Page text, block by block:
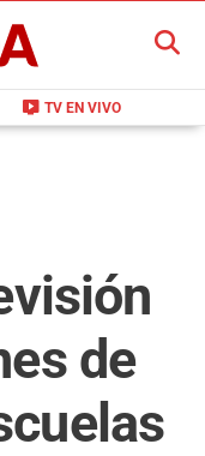
live_tv TV EN VIVO
BUSCAR
de